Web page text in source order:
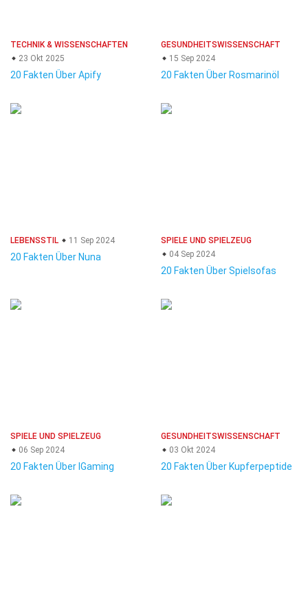
TECHNIK & WISSENSCHAFTEN
23 Okt 2025
20 Fakten Über Apify
GESUNDHEITSWISSENSCHAFT
15 Sep 2024
20 Fakten Über Rosmarinöl
LEBENSSTIL 11 Sep 2024
20 Fakten Über Nuna
SPIELE UND SPIELZEUG
04 Sep 2024
20 Fakten Über Spielsofas
SPIELE UND SPIELZEUG
06 Sep 2024
20 Fakten Über IGaming
GESUNDHEITSWISSENSCHAFT
03 Okt 2024
20 Fakten Über Kupferpeptide